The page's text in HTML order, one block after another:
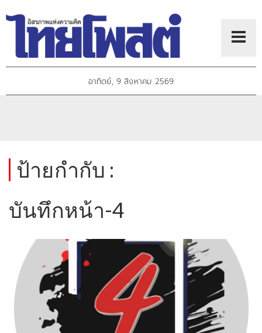
อาทิตย์, 9 สิงหาคม 2569
ป้ายกำกับ :
บันทึกหน้า-4